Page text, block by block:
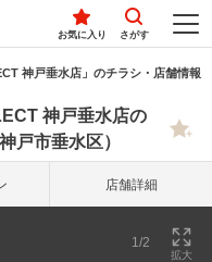
お気に入り さがす
神戸垂水店」のチラシ・店舗情報
神戸垂水店の
戸市垂水区）
店舗詳細
1/2
拡大